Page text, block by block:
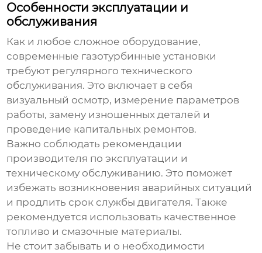
Особенности эксплуатации и
обслуживания
Как и любое сложное оборудование,
современные газотурбинные установки
требуют регулярного технического
обслуживания. Это включает в себя
визуальный осмотр, измерение параметров
работы, замену изношенных деталей и
проведение капитальных ремонтов.
Важно соблюдать рекомендации
производителя по эксплуатации и
техническому обслуживанию. Это поможет
избежать возникновения аварийных ситуаций
и продлить срок службы двигателя. Также
рекомендуется использовать качественное
топливо и смазочные материалы.
Не стоит забывать и о необходимости